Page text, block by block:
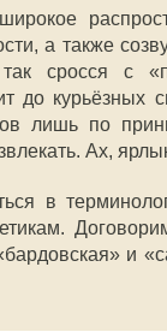
а также
так сросся с
до курьёзных
лишь по
Ах,
в
и